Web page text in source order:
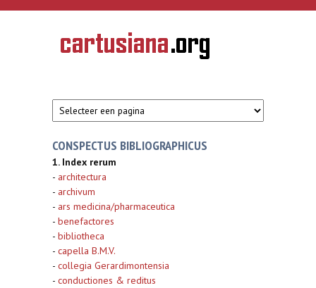
Overslaan en naar de inhoud gaan
CARTUSIANA
Geschiedenis
van de
CONSPECTUS BIBLIOGRAPHICUS
1. Index rerum
- architectura
- archivum
- ars medicina/pharmaceutica
- benefactores
- bibliotheca
- capella B.M.V.
- collegia Gerardimontensia
- conductiones & reditus